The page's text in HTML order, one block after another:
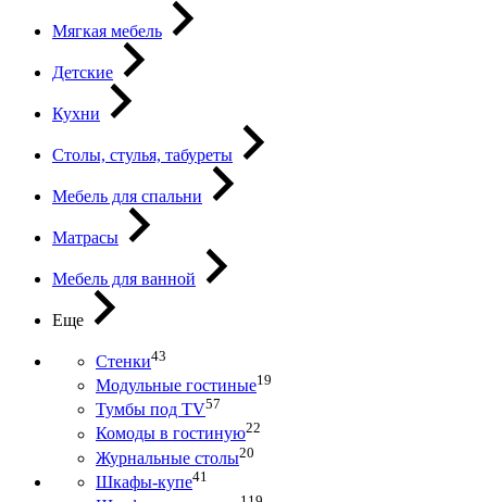
Мягкая мебель
Детские
Кухни
Столы, стулья, табуреты
Мебель для спальни
Матрасы
Мебель для ванной
Еще
Стенки43
Модульные гостиные19
Тумбы под ТV57
Комоды в гостиную22
Журнальные столы20
Шкафы-купе41